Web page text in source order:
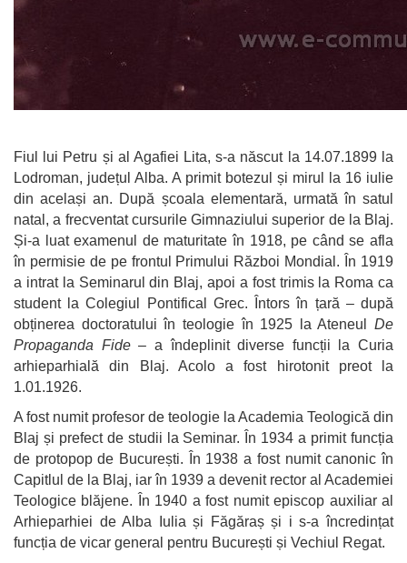
Fiul lui Petru și al Agafiei Lita, s-a născut la 14.07.1899 la
Lodroman, județul Alba. A primit botezul și mirul la 16 iulie
din același an. După școala elementară, urmată în satul
natal, a frecventat cursurile Gimnaziului superior de la Blaj.
Și-a luat examenul de maturitate în 1918, pe când se afla
în permisie de pe frontul Primului Război Mondial. În 1919
a intrat la Seminarul din Blaj, apoi a fost trimis la Roma ca
student la Colegiul Pontifical Grec. Întors în țară – după
obținerea doctoratului în teologie în 1925 la Ateneul De
Propaganda Fide– a îndeplinit diverse funcții la Curia
arhieparhială din Blaj. Acolo a fost hirotonit preot la
1.01.1926.
A fost numit profesor de teologie la Academia Teologică din
Blaj și prefect de studii la Seminar. În 1934 a primit funcția
de protopop de București. În 1938 a fost numit canonic în
Capitlul de la Blaj, iar în 1939 a devenit rector al Academiei
Teologice blăjene. În 1940 a fost numit episcop auxiliar al
Arhieparhiei de Alba Iulia și Făgăraș și i s-a încredințat
funcția de vicar general pentru București și Vechiul Regat.